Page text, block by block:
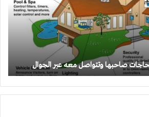
صاحبها وتتواصل معه عبر الجوال